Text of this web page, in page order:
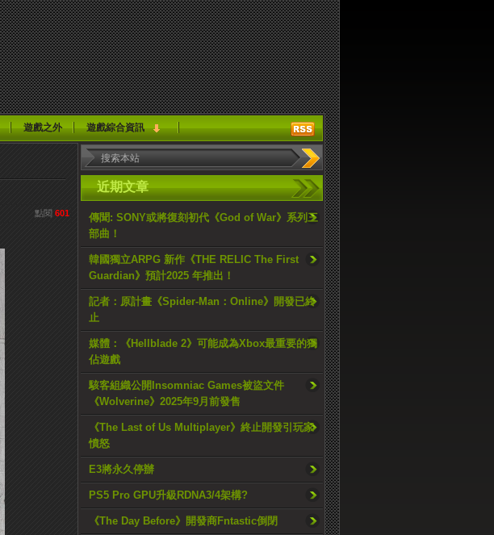
遊戲之外 遊戲綜合資訊
近期文章
傳聞: SONY或將復刻初代《God of War》系列三
部曲！
韓國獨立ARPG 新作《THE RELIC The First
Guardian》預計2025 年推出！
記者：原計畫《Spider-Man：Online》開發已終
止
媒體：《Hellblade 2》可能成為Xbox最重要的獨
佔遊戲
駭客組織公開Insomniac Games被盜文件
《Wolverine》2025年9月前發售
《The Last of Us Multiplayer》終止開發引玩家
憤怒
E3將永久停辦
PS5 Pro GPU升級RDNA3/4架構?
《The Day Before》開發商Fntastic倒閉
點閱 601